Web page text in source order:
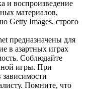
и воспроизведение
материалов,
Getty Images, строго
предназначены для
в азартных играх
Соблюдайте
игры. При
Помните, что